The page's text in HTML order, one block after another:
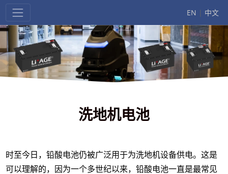
EN | 中文
洗地机电池
时至今日，铅酸电池仍被广泛用于为洗地机设备供电。这是
可以理解的，因为一个多世纪以来，铅酸电池一直是最常见